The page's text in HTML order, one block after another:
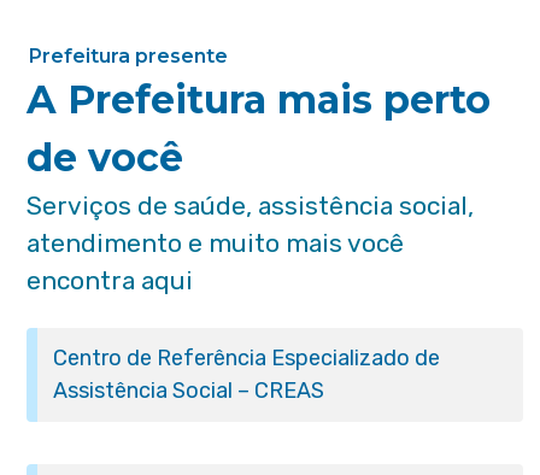
Prefeitura presente
A Prefeitura mais perto
de você
Serviços de saúde, assistência social,
atendimento e muito mais você
encontra aqui
Centro de Referência Especializado de
Assistência Social – CREAS